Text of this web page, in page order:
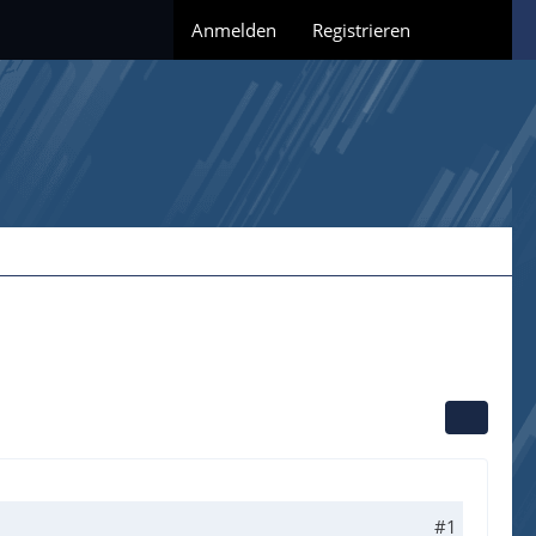
Anmelden Registrieren
#1